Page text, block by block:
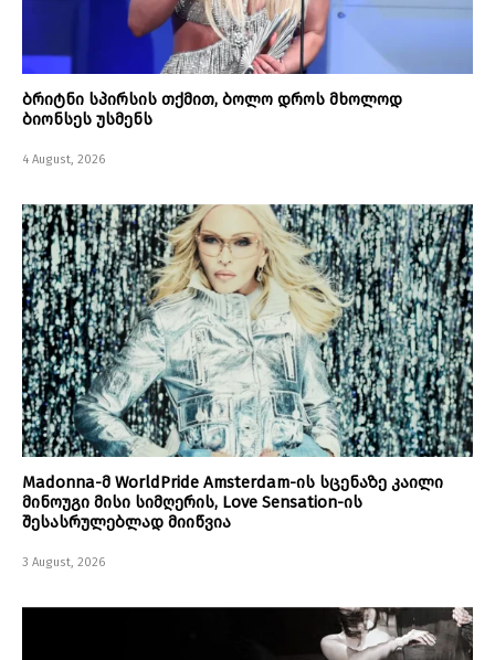
ბრიტნი სპირსის თქმით, ბოლო დროს მხოლოდ
ბიონსეს უსმენს
4 August, 2026
Madonna-მ WorldPride Amsterdam-ის სცენაზე კაილი
მინოუგი მისი სიმღერის, Love Sensation-ის
შესასრულებლად მიიწვია
3 August, 2026